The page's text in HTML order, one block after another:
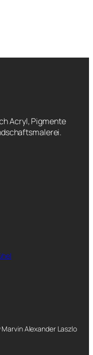
Acryl, Pigmente
Marvin Alexander Laszlo